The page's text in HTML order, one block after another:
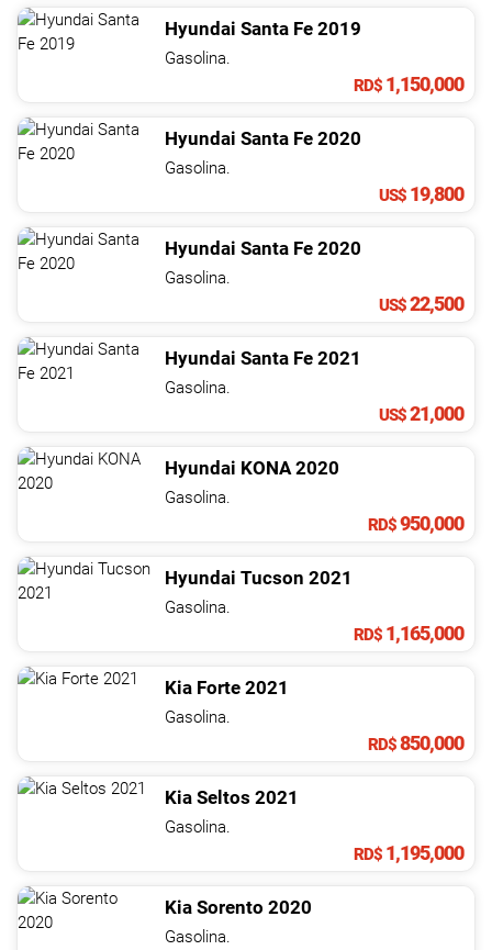
Hyundai Santa Fe 2019
Gasolina.
RD$ 1,150,000
Hyundai Santa Fe 2020
Gasolina.
US$ 19,800
Hyundai Santa Fe 2020
Gasolina.
US$22,500
Hyundai Santa Fe 2021
Gasolina.
US$21,000
Hyundai KONA 2020
Gasolina.
RD$950,000
Hyundai Tucson 2021
Gasolina.
RD$ 1,165,000
Kia Forte 2021
Gasolina.
RD$850,000
Kia Seltos 2021
Gasolina.
RD$ 1,195,000
Kia Sorento 2020
Gasolina.